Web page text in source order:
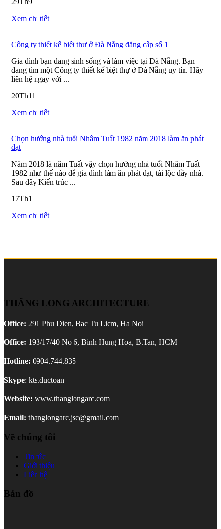
29 Th9
Xem chi tiết
Công ty thiết kế biệt thự ở Đà Nẵng đẳng cấp số 1
Gia đình bạn đang sinh sống và làm việc tại Đà Nẵng. Bạn
đang tìm một Công ty thiết kế biệt thự ở Đà Nẵng uy tín. Hãy
liên hệ ngay với ...
20Th11
Xem chi tiết
Chọn hướng nhà tuổi Nhâm Tuất 1982 năm 2018 làm ăn phát
đạt
Năm 2018 là năm Tuất vậy chọn hướng nhà tuổi Nhâm Tuất
1982 như thế nào để gia đình làm ăn phát đạt, tài lộc đầy nhà.
Sau đây Kiến trúc ...
17Th1
Xem chi tiết
THĂNG LONG ARCHITECTURE
Office: 291 Phu Dien, Bac Tu Liem, Ha Noi
Office: 193/17/40 No 6, Binh Hung Hoa, B.Tan, HCM
Hotline: 0904.744.835
Skype: kts.ductoan
Website: www.thanglongarc.com
Email: thanglongarc.jsc@gmail.com
Về chúng tôi
Tin tức
Giới thiệu
Liên hệ
Bản đồ